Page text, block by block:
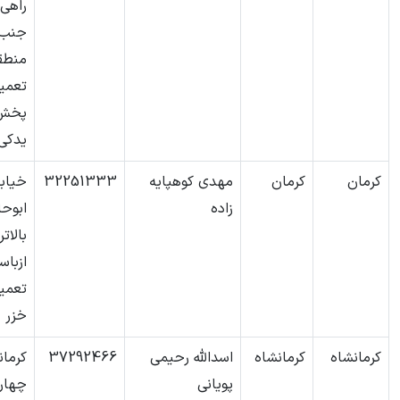
کرمان
کرمان
مهدی کوهپایه
زاده
32251333
بالاتر
خزر
کرمانشاه
کرمانشاه
اسدالله رحیمی
پویانی
37292466